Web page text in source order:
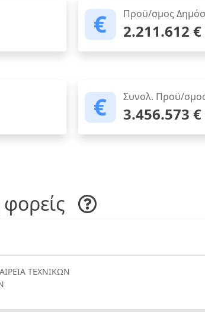
Προϋ/σμος
2.211.612 €
Συνολ. Προϋ/
3.456.573 €
ΤΕΧΝΙΚΩΝ